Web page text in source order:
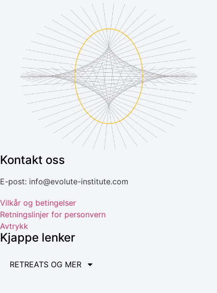
Kontakt oss
E-post: info@evolute-institute.com
Vilkår og betingelser
Retningslinjer for personvern
Avtrykk
Kjappe lenker
RETREATS OG MER